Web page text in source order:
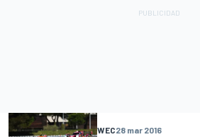
WEC28 mar 2016